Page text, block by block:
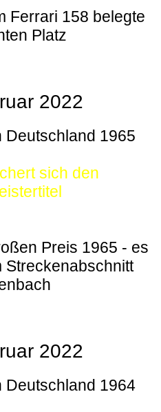
Ferrari 158 belegte
Platz
2022
Deutschland 1965
sich den
Preis 1965 - es
Streckenabschnitt
2022
Deutschland 1964